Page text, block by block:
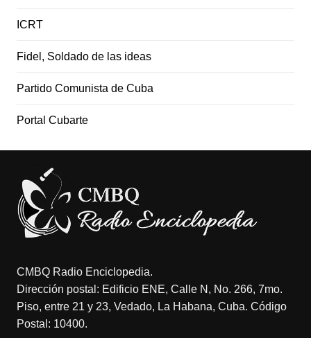
ICRT
Fidel, Soldado de las ideas
Partido Comunista de Cuba
Portal Cubarte
CMBQ Radio Enciclopedia.
Dirección postal: Edificio ENE, Calle N, No. 266, 7mo.
Piso, entre 21 y 23, Vedado, La Habana, Cuba. Código
Postal: 10400.